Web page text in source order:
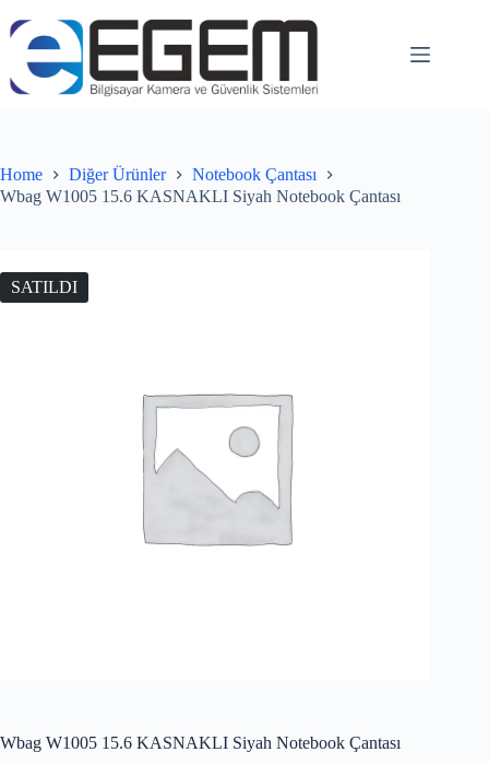
Home Diğer Ürünler
Notebook Çantası
Wbag W1005 15.6 KASNAKLI Siyah Notebook Çantası
SATILDI
Wbag W1005 15.6 KASNAKLI Siyah Notebook Çantası